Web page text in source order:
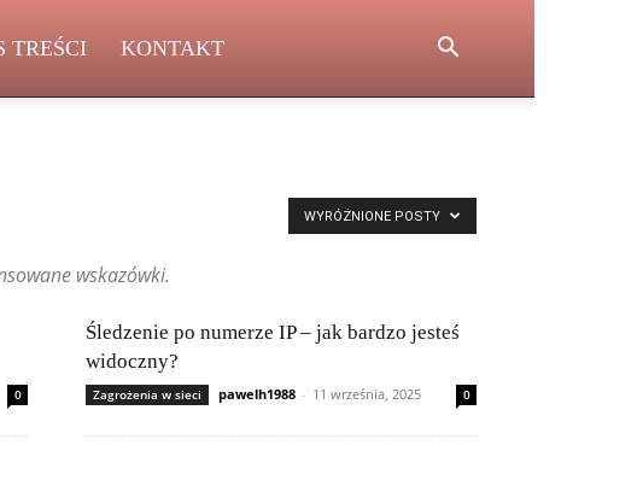
TREŚCI KONTAKT
wskazówki.
WYRÓŻNIONE POSTY
0
Śledzenie po numerze IP – jak bardzo jesteś
widoczny?
Zagrożenia w sieci pawelh1988 - 11 września, 2025 0